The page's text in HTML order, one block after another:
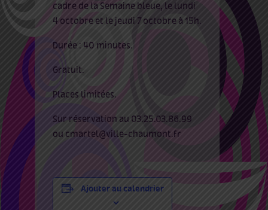
cadre de la Semaine bleue, le lundi
4 octobre et le jeudi 7 octobre à 15h.
Durée : 40 minutes.
Gratuit.
Places limitées.
Sur réservation au 03.25.03.86.99
ou cmartel@ville-chaumont.fr
Ajouter au calendrier